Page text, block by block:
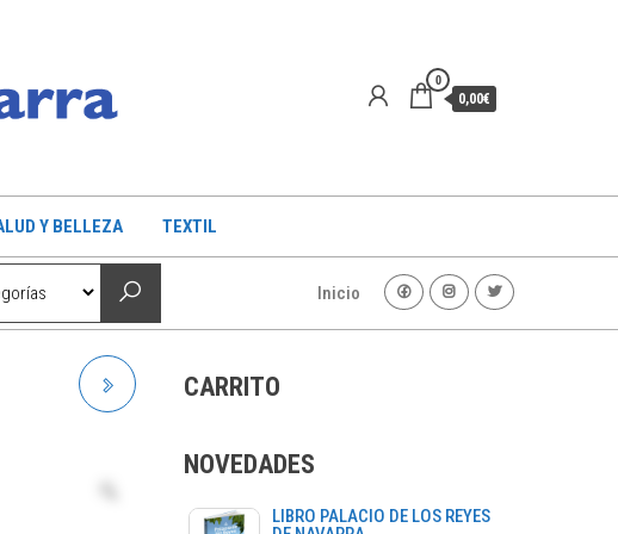
0
0,00€
Y BELLEZA TEXTIL
Inicio
CARRITO
NOVEDADES
LIBRO PALACIO DE LOS REYES